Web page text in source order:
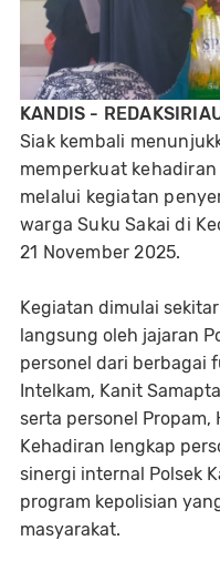
KANDIS -
Siak kembali
memperkuat
melalui kegiatan
warga Suku Sakai di
21 November 2025.
Kegiatan dimulai
langsung oleh jajaran
personel dari berbagai
Intelkam, Kanit
serta personel Propam,
Kehadiran lengkap
sinergi internal Polsek
program kepolisian
masyarakat.